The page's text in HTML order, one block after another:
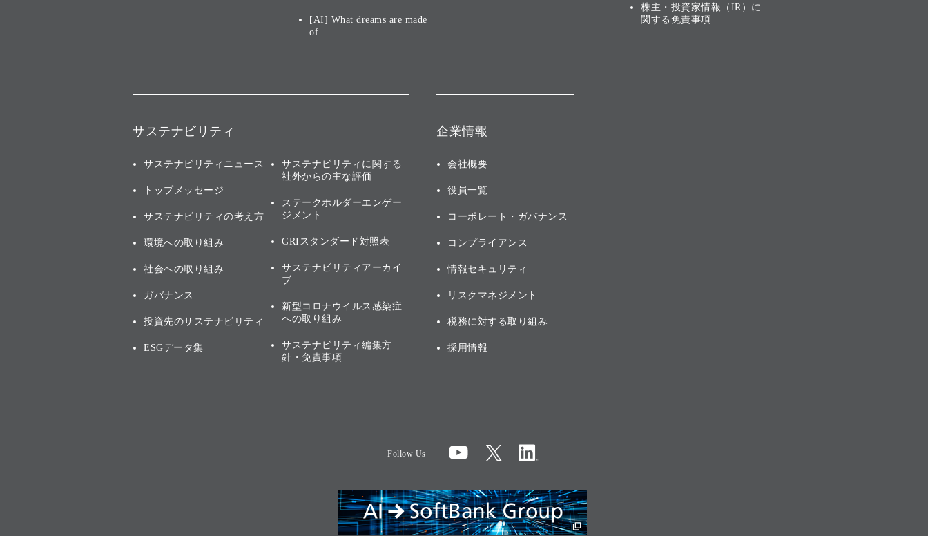
[AI] What dreams are made
of
株主・投資家情報（IR）に
関する免責事項
サステナビリティ
サステナビリティニュース
トップメッセージ
サステナビリティの考え方
環境への取り組み
社会への取り組み
ガバナンス
投資先のサステナビリティ
ESGデータ集
サステナビリティに関する
社外からの主な評価
ステークホルダーエンゲー
ジメント
GRIスタンダード対照表
サステナビリティアーカイ
ブ
新型コロナウイルス感染症
への取り組み
サステナビリティ編集方
針・免責事項
企業情報
会社概要
役員一覧
コーポレート・ガバナンス
コンプライアンス
情報セキュリティ
リスクマネジメント
税務に対する取り組み
採用情報
Follow Us